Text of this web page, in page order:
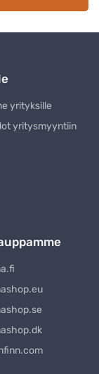
yrityksille
yritysmyyntiin